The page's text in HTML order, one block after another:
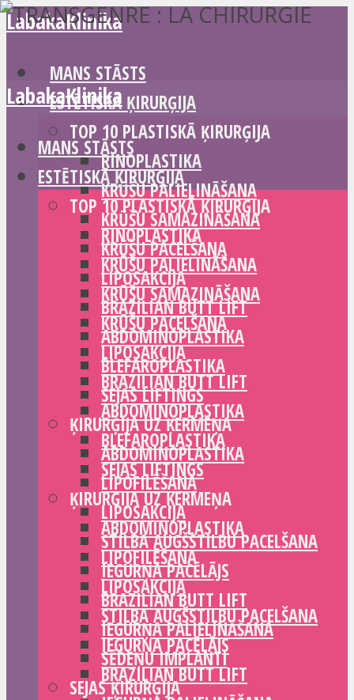
LabakaKlinika
MANS STĀSTS
ESTĒTISKĀ ĶIRURĢIJA
TOP 10 PLASTISKĀ ĶIRURĢIJA
RINOPLASTIKA
KRŪŠU PALIELINĀŠANA
KRŪŠU SAMAZINĀŠANA
KRŪŠU PACELŠANA
LIPOSAKCIJA
BRAZILIAN BUTT LIFT
ABDOMINOPLASTIKA
BLEFAROPLASTIKA
SEJAS LIFTINGS
ĶIRURĢIJA UZ ĶERMEŅA
ABDOMINOPLASTIKA
LIPOFILĒŠANA
LIPOSAKCIJA
STILBA AUGŠSTILBU PACELŠANA
IEGURŅA PACĒLĀJS
BRAZILIAN BUTT LIFT
IEGURŅA PALIELINĀŠANA
SĒDEŅU IMPLANTI
SEJAS ĶIRURĢIJA
LabakaKlinika
MANS STĀSTS
ESTĒTISKĀ ĶIRURĢIJA
TOP 10 PLASTISKĀ ĶIRURĢIJA
RINOPLASTIKA
KRŪŠU PALIELINĀŠANA
KRŪŠU SAMAZINĀŠANA
KRŪŠU PACELŠANA
LIPOSAKCIJA
BRAZILIAN BUTT LIFT
ABDOMINOPLASTIKA
BLEFAROPLASTIKA
SEJAS LIFTINGS
ĶIRURĢIJA UZ ĶERMEŅA
ABDOMINOPLASTIKA
LIPOFILĒŠANA
LIPOSAKCIJA
STILBA AUGŠSTILBU PACELŠANA
IEGURŅA PACĒLĀJS
BRAZILIAN BUTT LIFT